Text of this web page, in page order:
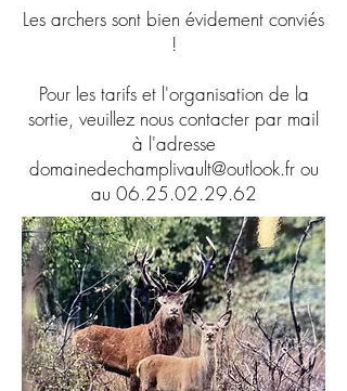
Les archers sont bien évidement conviés
!
Pour les tarifs et l'organisation de la
sortie, veuillez nous contacter par mail
à l'adresse
domainedechamplivault@outlook.frou
au 06.25.02.29.62